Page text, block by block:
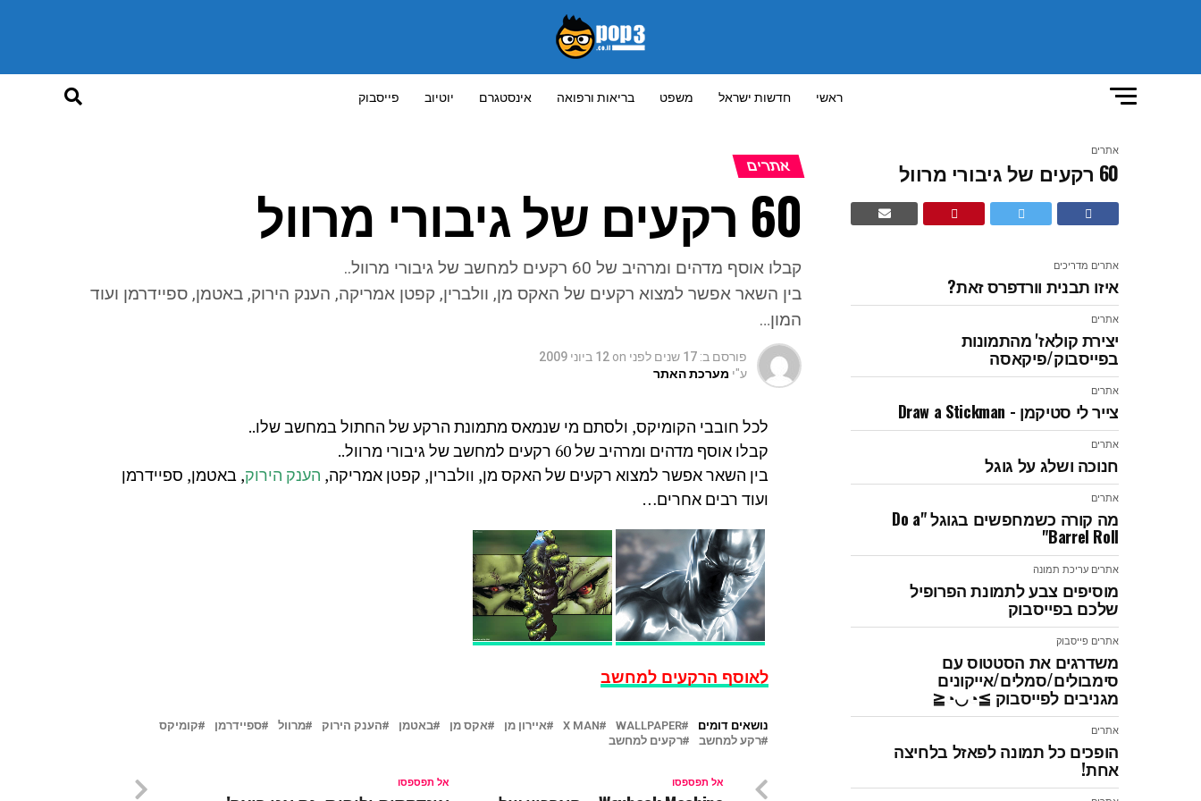
ראשי חדשות ישראל משפט בריאות ורפואה אינסטגרם יוטיוב פייסבוק
אתרים
60 רקעים של גיבורי מרוול
אתרים מדריכים
איזו תבנית וורדפרס זאת?
אתרים
יצירת קולאז' מהתמונות
בפייסבוק/פיקאסה
אתרים
צייר לי סטיקמן - Draw a Stickman
אתרים
חנוכה ושלג על גוגל
אתרים
מה קורה כשמחפשים בגוגל "Do a
Barrel Roll"
אתרים עריכת תמונה
מוסיפים צבע לתמונת הפרופיל
שלכם בפייסבוק
אתרים פייסבוק
משדרגים את הסטטוס עם
סימבולים/סמלים/אייקונים
מגניבים לפייסבוק ≧◔◡◔≦
אתרים
הופכים כל תמונה לפאזל בלחיצה
אחת!
אתרים
60 רקעים של גיבורי מרוול
קבלו אוסף מדהים ומרהיב של 60 רקעים למחשב של גיבורי מרוול..
בין השאר אפשר למצוא רקעים של האקס מן, וולברין, קפטן אמריקה, הענק הירוק, באטמן, ספיידרמן ועוד
המון…
פורסם ב: 17 שנים לפני on 12 ביוני 2009
ע"י מערכת האתר
לכל חובבי הקומיקס, ולסתם מי שנמאס מתמונת הרקע של החתול במחשב שלו..
קבלו אוסף מדהים ומרהיב של 60 רקעים למחשב של גיבורי מרוול..
בין השאר אפשר למצוא רקעים של האקס מן, וולברין, קפטן אמריקה, הענק הירוק, באטמן, ספיידרמן
ועוד רבים אחרים…
לאוסף הרקעים למחשב
נושאים דומים WALLPAPER
X MAN איירון מן אקס מן באטמן הענק הירוק מרוול ספיידרמן
קומיקס
רקע למחשב
רקעים למחשב
אל תפספסו אל תפספסו